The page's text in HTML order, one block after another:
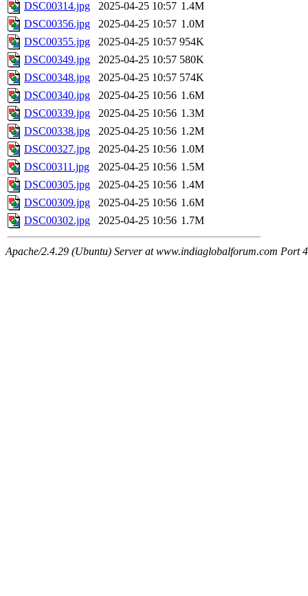
DSC00314.jpg
2025-04-25 10:57 1.4M
DSC00356.jpg
2025-04-25 10:57 1.0M
DSC00355.jpg
2025-04-25 10:57 954K
DSC00349.jpg
2025-04-25 10:57 580K
DSC00348.jpg
2025-04-25 10:57 574K
DSC00340.jpg
2025-04-25 10:56 1.6M
DSC00339.jpg
2025-04-25 10:56 1.3M
DSC00338.jpg
2025-04-25 10:56 1.2M
DSC00327.jpg
2025-04-25 10:56 1.0M
DSC00311.jpg
2025-04-25 10:56 1.5M
DSC00305.jpg
2025-04-25 10:56 1.4M
DSC00309.jpg
2025-04-25 10:56 1.6M
DSC00302.jpg
2025-04-25 10:56 1.7M
Apache/2.4.29 (Ubuntu) Server at www.indiaglobalforum.com Port